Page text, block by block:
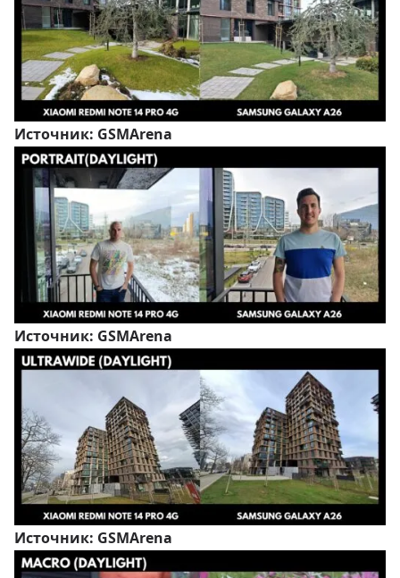
Источник: GSMArena
Источник: GSMArena
Источник: GSMArena